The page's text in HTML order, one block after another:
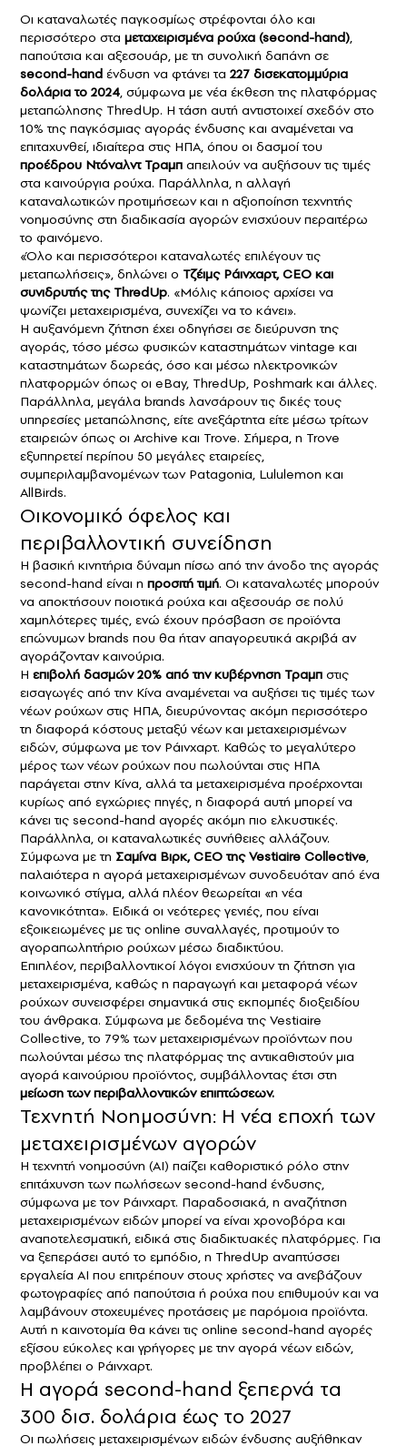
Οι καταναλωτές παγκοσμίως στρέφονται όλο και
περισσότερο στα μεταχειρισμένα ρούχα (second-hand),
παπούτσια και αξεσουάρ, με τη συνολική δαπάνη σε
second-hand ένδυση να φτάνει τα 227 δισεκατομμύρια
δολάρια το 2024, σύμφωνα με νέα έκθεση της πλατφόρμας
μεταπώλησης ThredUp. Η τάση αυτή αντιστοιχεί σχεδόν στο
10% της παγκόσμιας αγοράς ένδυσης και αναμένεται να
επιταχυνθεί, ιδιαίτερα στις ΗΠΑ, όπου οι δασμοί του
προέδρου Ντόναλντ Τραμπ απειλούν να αυξήσουν τις τιμές
στα καινούργια ρούχα. Παράλληλα, η αλλαγή
καταναλωτικών προτιμήσεων και η αξιοποίηση τεχνητής
νοημοσύνης στη διαδικασία αγορών ενισχύουν περαιτέρω
το φαινόμενο.
«Όλο και περισσότεροι καταναλωτές επιλέγουν τις
μεταπωλήσεις», δηλώνει ο Τζέιμς Ράινχαρτ, CEO και
συνιδρυτής της ThredUp. «Μόλις κάποιος αρχίσει να
ψωνίζει μεταχειρισμένα, συνεχίζει να το κάνει».
Η αυξανόμενη ζήτηση έχει οδηγήσει σε διεύρυνση της
αγοράς, τόσο μέσω φυσικών καταστημάτων vintage και
καταστημάτων δωρεάς, όσο και μέσω ηλεκτρονικών
πλατφορμών όπως οι eBay, ThredUp, Poshmark και άλλες.
Παράλληλα, μεγάλα brands λανσάρουν τις δικές τους
υπηρεσίες μεταπώλησης, είτε ανεξάρτητα είτε μέσω τρίτων
εταιρειών όπως οι Archive και Trove. Σήμερα, η Trove
εξυπηρετεί περίπου 50 μεγάλες εταιρείες,
συμπεριλαμβανομένων των Patagonia, Lululemon και
AllBirds.
Οικονομικό όφελος και
περιβαλλοντική συνείδηση
Η βασική κινητήρια δύναμη πίσω από την άνοδο της αγοράς
second-hand είναι η προσιτή τιμή. Οι καταναλωτές μπορούν
να αποκτήσουν ποιοτικά ρούχα και αξεσουάρ σε πολύ
χαμηλότερες τιμές, ενώ έχουν πρόσβαση σε προϊόντα
επώνυμων brands που θα ήταν απαγορευτικά ακριβά αν
αγοράζονταν καινούρια.
Η επιβολή δασμών 20% από την κυβέρνηση Τραμπ στις
εισαγωγές από την Κίνα αναμένεται να αυξήσει τις τιμές των
νέων ρούχων στις ΗΠΑ, διευρύνοντας ακόμη περισσότερο
τη διαφορά κόστους μεταξύ νέων και μεταχειρισμένων
ειδών, σύμφωνα με τον Ράινχαρτ. Καθώς το μεγαλύτερο
μέρος των νέων ρούχων που πωλούνται στις ΗΠΑ
παράγεται στην Κίνα, αλλά τα μεταχειρισμένα προέρχονται
κυρίως από εγχώριες πηγές, η διαφορά αυτή μπορεί να
κάνει τις second-hand αγορές ακόμη πιο ελκυστικές.
Παράλληλα, οι καταναλωτικές συνήθειες αλλάζουν.
Σύμφωνα με τη Σαμίνα Βιρκ, CEO της Vestiaire Collective,
παλαιότερα η αγορά μεταχειρισμένων συνοδευόταν από ένα
κοινωνικό στίγμα, αλλά πλέον θεωρείται «η νέα
κανονικότητα». Ειδικά οι νεότερες γενιές, που είναι
εξοικειωμένες με τις online συναλλαγές, προτιμούν το
αγοραπωλητήριο ρούχων μέσω διαδικτύου.
Επιπλέον, περιβαλλοντικοί λόγοι ενισχύουν τη ζήτηση για
μεταχειρισμένα, καθώς η παραγωγή και μεταφορά νέων
ρούχων συνεισφέρει σημαντικά στις εκπομπές διοξειδίου
του άνθρακα. Σύμφωνα με δεδομένα της Vestiaire
Collective, το 79% των μεταχειρισμένων προϊόντων που
πωλούνται μέσω της πλατφόρμας της αντικαθιστούν μια
αγορά καινούριου προϊόντος, συμβάλλοντας έτσι στη
μείωση των περιβαλλοντικών επιπτώσεων.
Τεχνητή Νοημοσύνη: Η νέα εποχή των
μεταχειρισμένων αγορών
Η τεχνητή νοημοσύνη (AI) παίζει καθοριστικό ρόλο στην
επιτάχυνση των πωλήσεωνsecond-hand ένδυσης,
σύμφωνα με τον Ράινχαρτ. Παραδοσιακά, η αναζήτηση
μεταχειρισμένων ειδών μπορεί να είναι χρονοβόρα και
αναποτελεσματική, ειδικά στις διαδικτυακές πλατφόρμες. Για
να ξεπεράσει αυτό το εμπόδιο, η ThredUp αναπτύσσει
εργαλεία AI που επιτρέπουν στους χρήστες να ανεβάζουν
φωτογραφίες από παπούτσια ή ρούχα που επιθυμούν και να
λαμβάνουν στοχευμένες προτάσεις με παρόμοια προϊόντα.
Αυτή η καινοτομία θα κάνει τις online second-hand αγορές
εξίσου εύκολες και γρήγορες με την αγορά νέων ειδών,
προβλέπει ο Ράινχαρτ.
Η αγορά second-hand ξεπερνά τα
300 δισ. δολάρια έως το 2027
Οι πωλήσεις μεταχειρισμένων ειδών ένδυσης αυξήθηκαν